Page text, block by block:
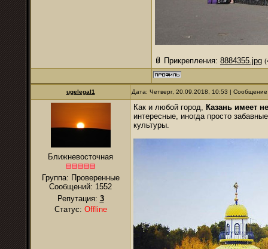
Прикрепления: 8884355.jpg
ugelegal1 Дата: Четверг, 20.09.2018, 10:53 |
Ближневосточная
Группа: Проверенные
Сообщений: 1552
Репутация: 3
Статус: Offline
Как и любой город, Казань имеет
интересные, иногда просто
культуры.